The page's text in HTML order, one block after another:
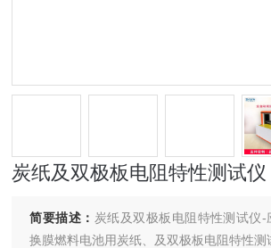
炭纸及双极板电阻特性测试仪
简要描述： 炭纸及双极板电阻特性测试仪-
换膜燃料电池用炭纸、及双极板电阻特性测